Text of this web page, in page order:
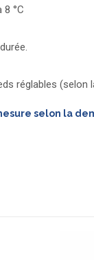
°C
réglables (selon
selon la